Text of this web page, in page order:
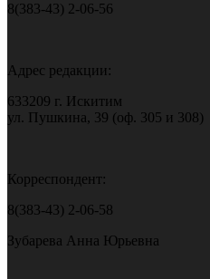
8(383-43) 2-06-56
Адрес редакции:
633209 г. Искитим
ул. Пушкина, 39 (оф. 305 и 308)
Корреспондент:
8(383-43) 2-06-58
Зубарева Анна Юрьевна